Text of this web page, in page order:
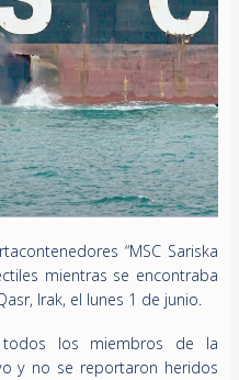
“MSC Sariska
mientras se encontraba
Irak, el lunes 1 de junio.
los miembros de la
y no se reportaron heridos